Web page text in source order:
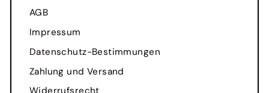
AGB
Impressum
Datenschutz-Bestimmungen
Zahlung und Versand